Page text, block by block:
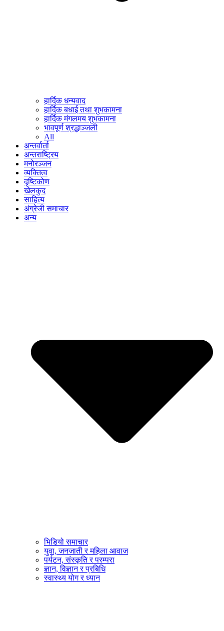
हार्दिक धन्यवाद
हार्दिक बधाई तथा शुभकामना
हार्दिक मंगलमय शुभकामना
भावपूर्ण श्रद्धाञ्जली
All
अन्तर्वार्ता
अन्तराष्ट्रिय
मनोरञ्जन
व्यक्तित्व
दृष्टिकोण
खेलकुद
साहित्य
अंग्रेजी समाचार
अन्य
भिडियो समाचार
युवा, जनजाती र महिला आवाज
पर्यटन, संस्कृति र परम्परा
ज्ञान, विज्ञान र प्रबिधि
स्वास्थ्य योग र ध्यान